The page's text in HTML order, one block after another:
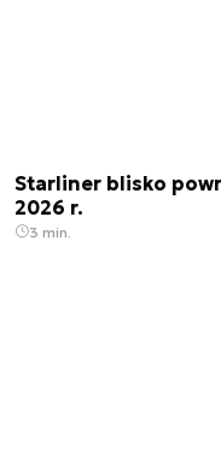
Starliner blisko
2026 r.
3 min.